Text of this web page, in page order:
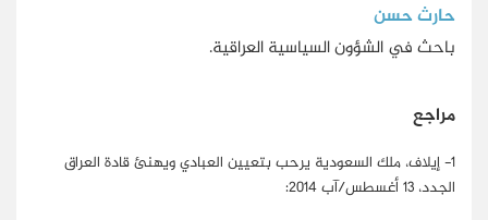
حارث حسن
باحث في الشؤون السياسية العراقية.
مراجع
1- إيلاف، ملك السعودية يرحب بتعيين العبادي ويهنئ قادة العراق
الجدد، 13 أغسطس/آب 2014: